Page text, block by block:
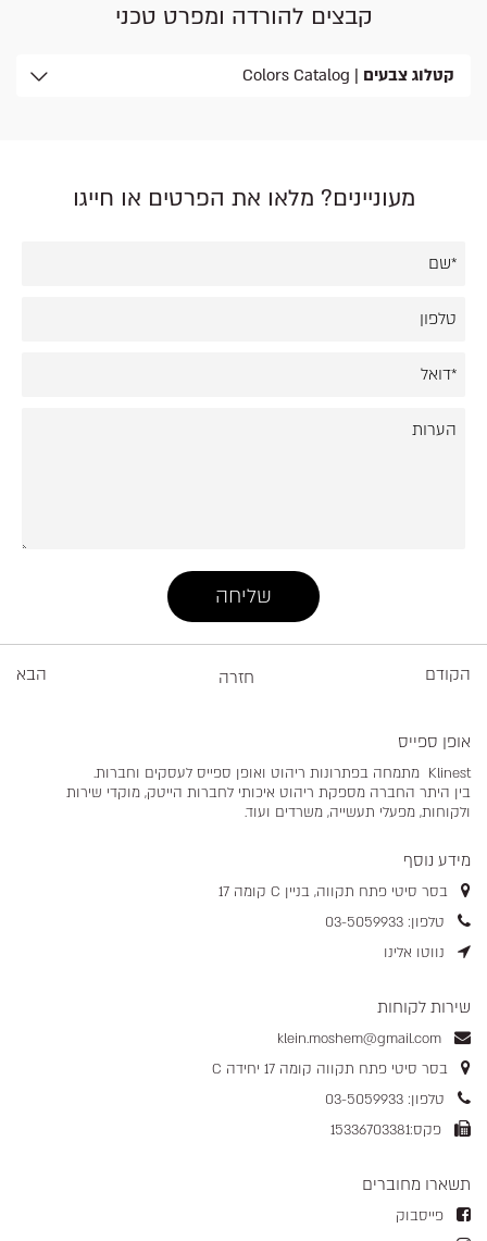
קבצים להורדה ומפרט טכני
קטלוג צבעים | Colors Catalog
מעוניינים? מלאו את הפרטים או חייגו
הקודם חזרה הבא
אופן ספייס
Klinest מתמחה בפתרונות ריהוט ואופן ספייס לעסקים וחברות.
בין היתר החברה מספקת ריהוט איכותי לחברות הייטק, מוקדי שירות
ולקוחות, מפעלי תעשייה, משרדים ועוד.
מידע נוסף
בסר סיטי פתח תקווה, בניין C קומה 17
טלפון: 03-5059933
נווטו אלינו
שירות לקוחות
klein.moshem@gmail.com
בסר סיטי פתח תקווה קומה 17 יחידה C
טלפון: 03-5059933
פקס:15336703381
תשארו מחוברים
פייסבוק